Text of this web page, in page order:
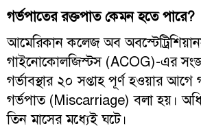
গর্ভপাতের রক্তপাত কেমন হতে পারে?
আমেরিকান কলেজ অব
গাইনোকোলজিস্টস (ACOG)-এর
গর্ভাবস্থার ২০ সপ্তাহ পূর্ণ হওয়ার আগে
গর্ভপাত (Miscarriage) বলা হয়।
তিন মাসের মধ্যেই ঘটে।